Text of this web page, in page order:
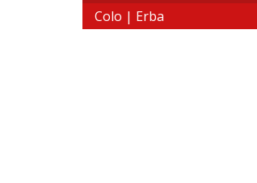
Colo | Erba